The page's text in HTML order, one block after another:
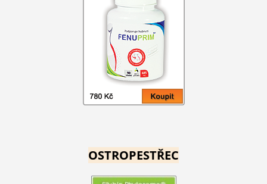
OSTROPESTŘEC